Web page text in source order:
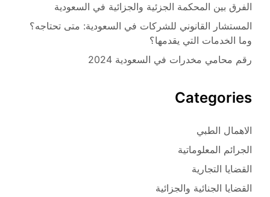
الفرق بين المحكمة الجزئية والجزائية في السعودية
المستشار القانوني للشركات في السعودية: متى تحتاجه؟
وما الخدمات التي يقدمها؟
رقم محامي مخدرات في السعودية 2024
Categories
الاهمال الطبي
الجرائم المعلوماتية
القضايا التجارية
القضايا الجنائية والجزائية